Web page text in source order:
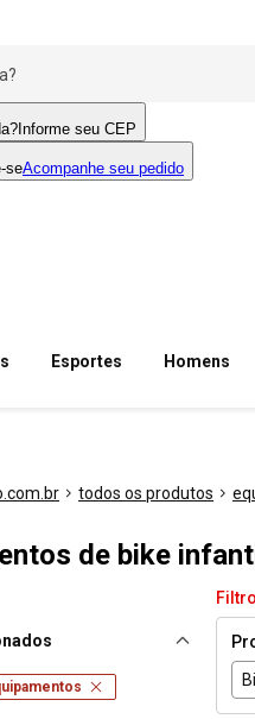
Informe seu CEP
seAcompanhe seu pedido
Esportes Homens
todos os produtos
de bike